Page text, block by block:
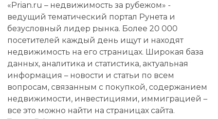
«Prian.ru – недвижимость за рубежом» -
ведущий тематический портал Рунета и
безусловный лидер рынка. Более 20 000
посетителей каждый день ищут и находят
недвижимость на его страницах. Широкая база
данных, аналитика и статистика, актуальная
информация – новости и статьи по всем
вопросам, связанным с покупкой, содержанием
недвижимости, инвестициями, иммиграцией –
все это можно найти на страницах сайта.